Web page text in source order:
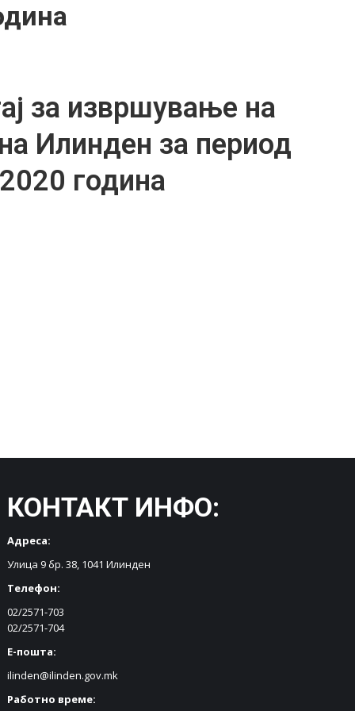
за извршување на
Илинден за период
година
КОНТАКТ ИНФО:
Адреса:
Улица 9 бр. 38, 1041 Илинден
Телефон:
02/2571-703
02/2571-704
Е-пошта:
ilinden@ilinden.gov.mk
Работно време: